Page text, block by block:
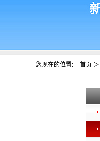
您现在的位置: 首页 ＞